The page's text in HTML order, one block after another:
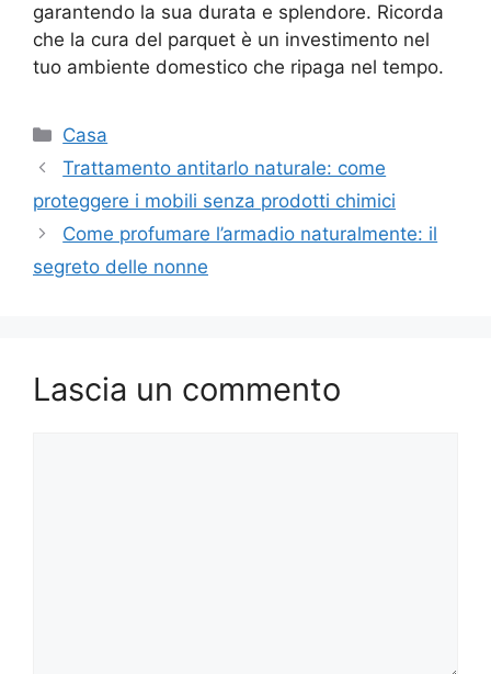
garantendo la sua durata e splendore. Ricorda
che la cura del parquet è un investimento nel
tuo ambiente domestico che ripaga nel tempo.
Categorie
Casa
Trattamento antitarlo naturale: come
proteggere i mobili senza prodotti chimici
Come profumare l’armadio naturalmente: il
segreto delle nonne
Lascia un commento